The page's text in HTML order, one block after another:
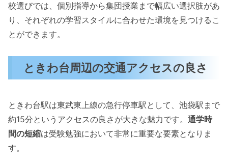
校選びでは、個別指導から集団授業まで幅広い選択肢があ
り、それぞれの学習スタイルに合わせた環境を見つけるこ
とができます。
ときわ台周辺の交通アクセスの良さ
ときわ台駅は東武東上線の急行停車駅として、池袋駅まで
約15分というアクセスの良さが大きな魅力です。 通学時
間の短縮は受験勉強において非常に重要な要素となりま
す。